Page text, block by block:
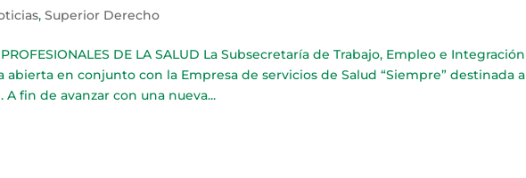
,Superior Derecho
PROFESIONALES DE LA SALUD La Subsecretaría de Trabajo, Empleo e Integración
abierta en conjunto con la Empresa de servicios de Salud “Siempre” destinada a
fin de avanzar con una nueva...